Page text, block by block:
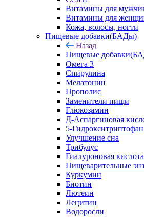
Витамины для
Витамины для
Кожа, волосы, ногти
Пищевые добавки(БАДы)
Назад
Пищевые
Омега 3
Спирулина
Мелатонин
Прополис
Заменители пищи
Глюкозамин
Д-Аспаргиновая
5-Гидрокситриптофан
Улучшение сна
Трибулус
Гиалуроновая кислота
Пищеварительные
Куркумин
Биотин
Лютеин
Лецитин
Водоросли